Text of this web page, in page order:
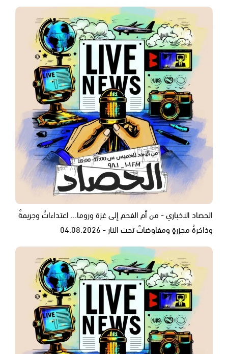
الحصاد الاخباري - من أم الفحم إلى غزة وروما... اعتداءاتٌ وجريمةٌ
وذاكرةُ مجزرةٍ ومفاوضاتٌ تحت النار - 04.08.2026